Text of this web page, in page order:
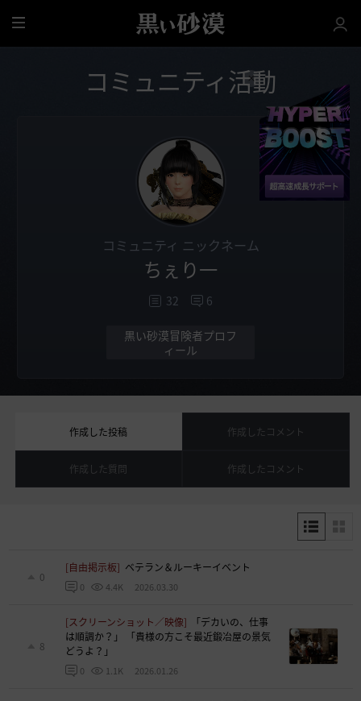
全
体
コミュニティ活動
コミュニティ ニックネーム
ちぇり一
32 6
黒い砂漠冒険者プロフ
ィール
作成した投稿 作成したコメント
作成した質問 作成したコメント
[自由掲示板] ベテラン＆ルーキーイベント
0
0 4.4K 2026.03.30
[スクリーンショット／映像]
「デカいの、仕事
は順調か？」 「貴様の方こそ最近鍛冶屋の景気
どうよ？」
8
0 1.1K 2026.01.26